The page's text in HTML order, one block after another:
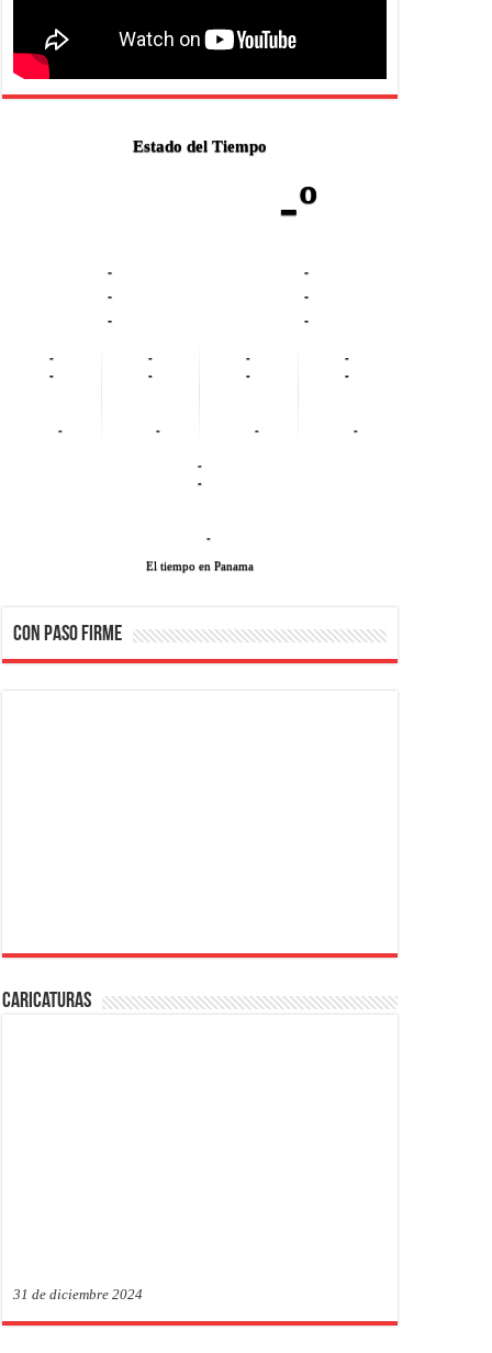
Estado del Tiempo
-º
-
-
-
-
-
-
-
-
-
-
-
-
-
-
-
-
-
-
-
-
-
El tiempo en Panama
CON PASO FIRME
Caricaturas
31 de diciembre 2024